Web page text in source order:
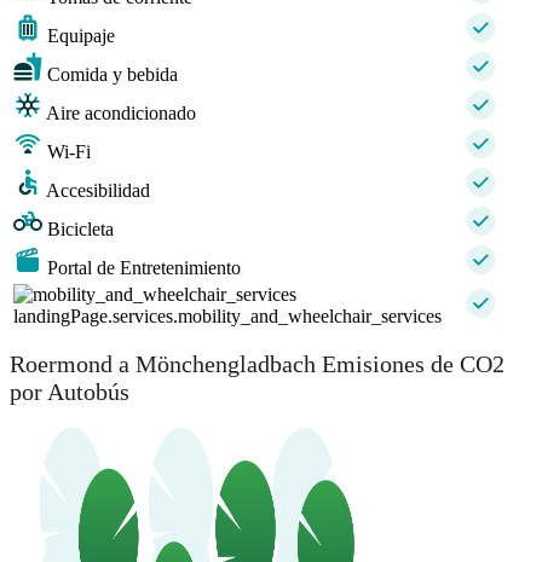
Equipaje
Comida y bebida
Aire acondicionado
Wi-Fi
Accesibilidad
Bicicleta
Portal de Entretenimiento
landingPage.services.mobility_and_wheelchair_services
Roermond a Mönchengladbach Emisiones de CO2
por Autobús